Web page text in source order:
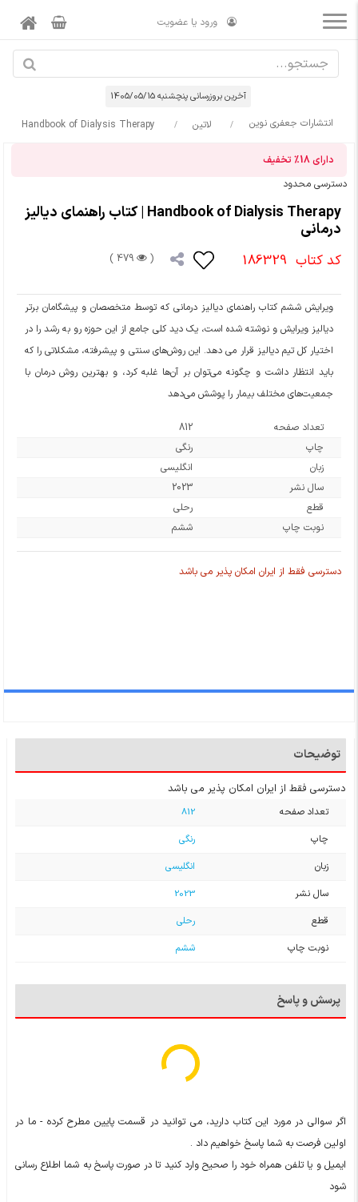
ورود یا عضویت
آخرین بروزرسانی پنچشنبه 1405/05/15
انتشارات جعفری نوین لاتین Handbook of Dialysis Therapy
دارای18% تخفیف
دسترسی محدود
Handbook of Dialysis Therapy | کتاب راهنمای دیالیز
درمانی
کد کتاب 186329
(
479 )
ویرایش ششم کتاب راهنمای دیالیز درمانی که توسط متخصصان و پیشگامان برتر
دیالیز ویرایش و نوشته شده است، یک دید کلی جامع از این حوزه رو به رشد را در
اختیار کل تیم دیالیز قرار می دهد. این روش‌های سنتی و پیشرفته، مشکلاتی را که
باید انتظار داشت و چگونه می‌توان بر آن‌ها غلبه کرد، و بهترین روش درمان با
جمعیت‌های مختلف بیمار را پوشش می‌دهد
تعداد صفحه
812
چاپ
رنگی
زبان
انگلیسی
سال نشر
2023
قطع
رحلی
نوبت چاپ
ششم
دسترسی فقط از ایران امکان پذیر می باشد
توضیحات
دسترسی فقط از ایران امکان پذیر می باشد
تعداد صفحه
812
چاپ
رنگی
زبان
انگلیسی
سال نشر
2023
قطع
رحلی
نوبت چاپ
ششم
پرسش و پاسخ
اگر سوالی در مورد این کتاب دارید، می توانید در قسمت پایین مطرح کرده - ما در
اولین فرصت به شما پاسخ خواهیم داد .
ایمیل و یا تلفن همراه خود را صحیح وارد کنید تا در صورت پاسخ به شما اطلاع رسانی
شود